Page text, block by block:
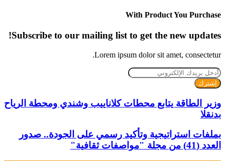
With Product You Purchase
Subscribe to our mailing list to get the new updates!
Lorem ipsum dolor sit amet, consectetur.
أدخل
بريدك
الإلكتروني
وزير الطاقة يتابع محطات كلاناييب وشندي ومحطة الرياح
بدنقلا
بملفات استراتيجية وتأكيد رسمي على الجودة.. صدور
العدد (41) من مجلة "مواصفات ثقافية"